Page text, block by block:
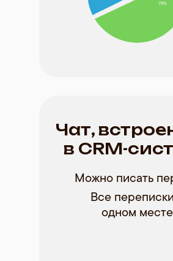
Чат,
в CRM-
Можно писать
Все
одном месте